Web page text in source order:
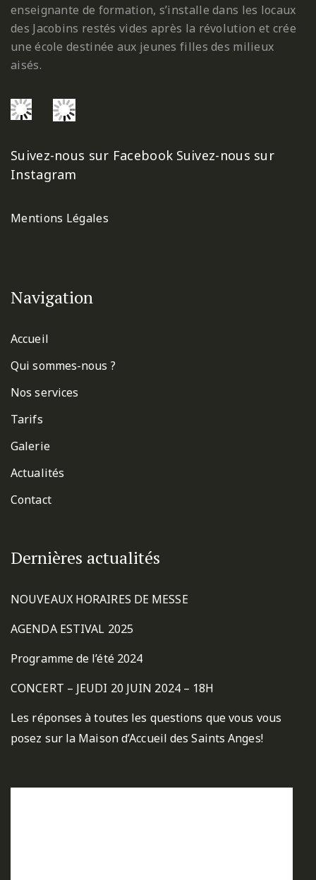
enseignante de formation, s’installe dans les locaux
des Jacobins restés vides après la révolution et crée
une école destinée aux jeunes filles des milieux
aisés.
Suivez-nous sur Facebook Suivez-nous sur
Instagram
Mentions Légales
Navigation
Accueil
Qui sommes-nous ?
Nos services
Tarifs
Galerie
Actualités
Contact
Dernières actualités
NOUVEAUX HORAIRES DE MESSE
AGENDA ESTIVAL 2025
Programme de l’été 2024
CONCERT – JEUDI 20 JUIN 2024 – 18H
Les réponses à toutes les questions que vous vous
posez sur la Maison d’Accueil des Saints Anges!